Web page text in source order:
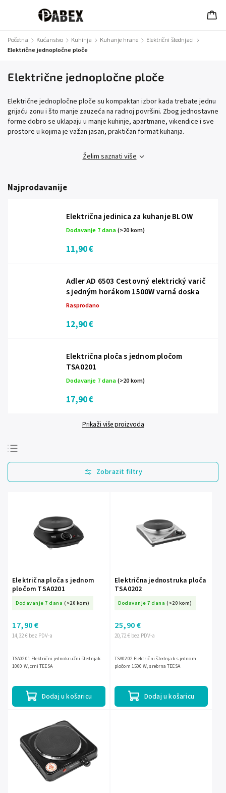
Početna / Kućanstvo / Kuhinja / Kuhanje hrane / Električni štednjaci /
Električne jednopločne ploče
Električne jednopločne ploče
Električne jednopločne ploče su kompaktan izbor kada trebate jednu
grijaću zonu i što manje zauzeća na radnoj površini. Zbog jednostavne
forme dobro se uklapaju u manje kuhinje, apartmane, vikendice i sve
prostore u kojima je važan jasan, praktičan format kuhanja.
Želim saznati više
Najprodavanije
Električna jedinica za kuhanje BLOW
Dodavanje 7 dana(>20 kom)
11,90 €
Adler AD 6503 Cestovný elektrický varič
s jedným horákom 1500W varná doska
Rasprodano
12,90 €
Električna ploča s jednom pločom
TSA0201
Dodavanje 7 dana(>20 kom)
17,90 €
Prikaži više proizvoda
Najprodavanije
Najjeftinije
Električna ploča s jednom
pločom TSA0201
Dodavanje 7 dana (>20 kom)
14,32 € bez PDV-a
17,90 €
Dodaj u košaricu
TSA0201 Električni jednokružni štednjak
1000 W, crni TEESA
Električna jednostruka ploča
TSA0202
Dodavanje 7 dana (>20 kom)
20,72 € bez PDV-a
25,90 €
Dodaj u košaricu
TSA0202 Električni štednjak s jednom
pločom 1500 W, srebrna TEESA